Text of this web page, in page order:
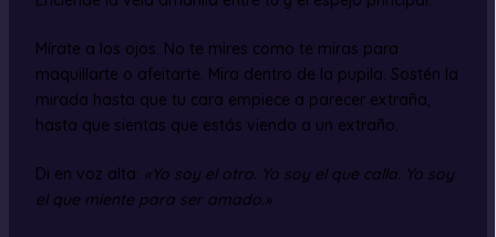
Mírate a los ojos. No te mires como te miras para
maquillarte o afeitarte. Mira dentro de la pupila. Sostén la
mirada hasta que tu cara empiece a parecer extraña,
hasta que sientas que estás viendo a un extraño.
Di en voz alta: «Yo soy el otro. Yo soy el que calla. Yo soy
el que miente para ser amado.»